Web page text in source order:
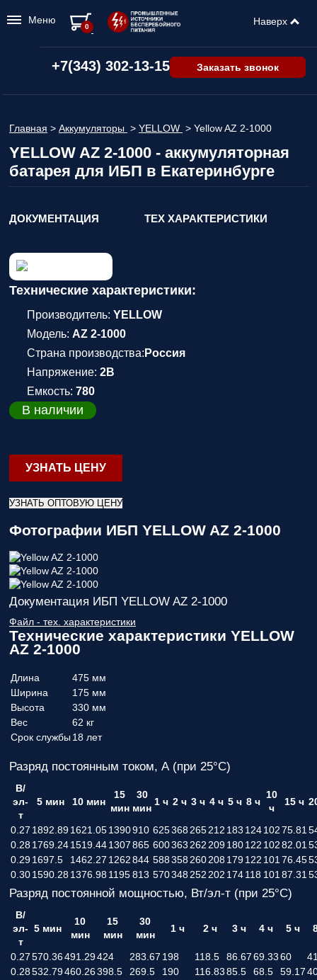
+7(343) 302-13-15 Заказать звонок
Главная > Аккумуляторы > YELLOW > Yellow AZ 2-1000
YELLOW AZ 2-1000 - аккумуляторная
батарея для ИБП в Екатеринбурге
ДОКУМЕНТАЦИЯ ТЕХ ХАРАКТЕРИСТИКИ
Технические характеристики:
Производитель: YELLOW
Модель: AZ 2-1000
Страна производства: Россия
Напряжение: 2В
Емкость: 780
В наличии
УЗНАТЬ ЦЕНУ
УЗНАТЬ ОПТОВУЮ ЦЕНУ
Фотографии ИБП YELLOW AZ 2-1000
Документация ИБП YELLOW AZ 2-1000
Файл - тех. характеристики
Технические характеристики YELLOW
AZ 2-1000
Длина
475 мм
Ширина
175 мм
Высота
330 мм
Вес
62 кг
Срок службы 18 лет
Разряд постоянным током, А (при 25°С)
В/
эл-
т
5 мин 10 мин
15
мин
30
мин
1 ч 2 ч 3 ч 4 ч 5 ч 8 ч
10
ч
15 ч
0.27 1892.891621.051390910 625368 265212 183 12410275.81
0.28 1769.241519.441307865 600363 262 209180122 10282.01
0.291697.5 1462.27 1262844 588358 260208 179122 101 76.45
0.301590.28 1376.98 1195813 570348 252 202 174118 101 87.31
Разряд постоянной мощностью, Вт/эл-т (при 25°С)
В/
эл-
т
5 мин
10
мин
15
мин
30
мин
1 ч 2 ч 3 ч 4 ч 5 ч
0.27570.36491.29424 283.67 198 118.5 86.6769.3360
0.28532.79460.26398.5 269.5 190 116.8385.5 68.5 59.17
Меню Наверх
0